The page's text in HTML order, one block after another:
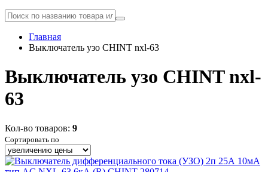
Главная
Выключатель узо CHINT nxl-63
Выключатель узо CHINT nxl-
63
Кол-во товаров: 9
Сортировать по